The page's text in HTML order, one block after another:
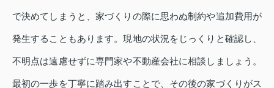
で決めてしまうと、家づくりの際に思わぬ制約や追加費用が
発生することもあります。現地の状況をじっくりと確認し、
不明点は遠慮せずに専門家や不動産会社に相談しましょう。
最初の一歩を丁寧に踏み出すことで、その後の家づくりがス